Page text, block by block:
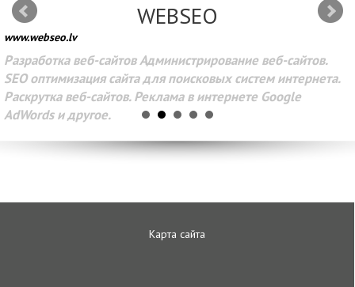
WEBSEO
www.webseo.lv
Разработка веб-сайтов Администрирование веб-сайтов.
SEO оптимизация сайта для поисковых систем интернета.
Раскрутка веб-сайтов. Реклама в интернете Google
AdWords и другое.
Карта сайта